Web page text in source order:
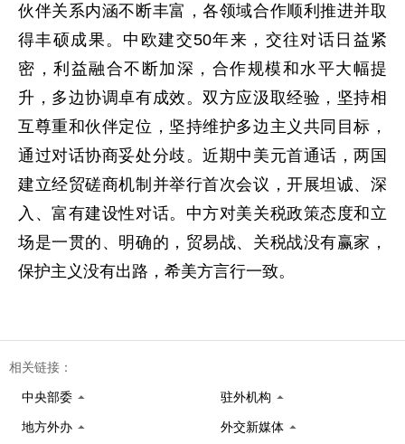
伙伴关系内涵不断丰富，各领域合作顺利推进并取
得丰硕成果。中欧建交50年来，交往对话日益紧
密，利益融合不断加深，合作规模和水平大幅提
升，多边协调卓有成效。双方应汲取经验，坚持相
互尊重和伙伴定位，坚持维护多边主义共同目标，
通过对话协商妥处分歧。近期中美元首通话，两国
建立经贸磋商机制并举行首次会议，开展坦诚、深
入、富有建设性对话。中方对美关税政策态度和立
场是一贯的、明确的，贸易战、关税战没有赢家，
保护主义没有出路，希美方言行一致。
相关链接：
中央部委 驻外机构
地方外办 外交新媒体